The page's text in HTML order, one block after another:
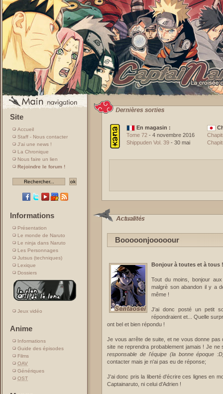
Site
Accueil
Staff - Nous contacter
J'ai une news !
La Chronique
Nous faire un lien
Rejoindre le forum !
Informations
Présentation
Le monde de Naruto
Le ninja dans Naruto
Les Personnages
Jutsus (techniques)
Lexique
Dossiers
Jeux vidéo
Anime
Informations
Guide des épisodes
Films
OAV
Génériques
OST
En magasin :
Tome 72 - 4 novembre 2016
Shippuden Vol. 39 - 30 mai
Booooonjooooour
Bonjour à toutes et à tous !
Tout du moins, bonjour
malgrè son abandon il y a
même !
J'ai donc posté un petit
répondraient et... Quelle
ont bel et bien répondu !
Je vous arrête de suite, et ne vous donne
site ne reprendra probablement jamais ! Je
responsable de l'équipe (la bonne époque
contacter mais je n'ai pas eu de réponse;
J'ai donc pris la liberté d'écrire ces lignes en
Captainaruto, ni celui d'Adrien !